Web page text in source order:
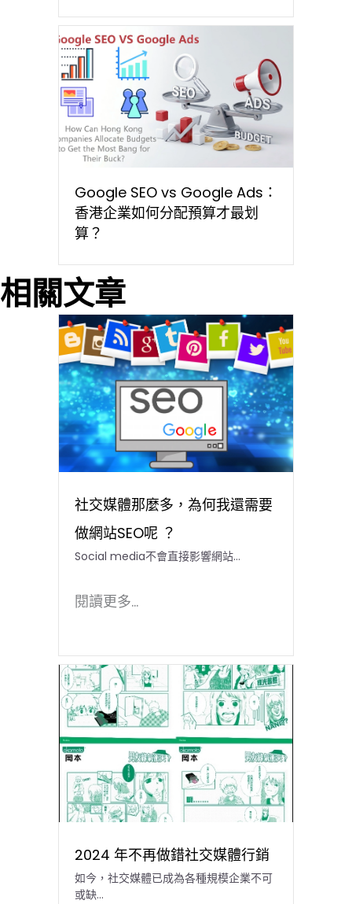
Google SEO vs Google Ads：
香港企業如何分配預算才最划
算？
相關文章
社交媒體那麼多，為何我還需要
做網站SEO呢 ？
Social media不會直接影響網站...
閱讀更多...
2024 年不再做錯社交媒體行銷
如今，社交媒體已成為各種規模企業不可
或缺…